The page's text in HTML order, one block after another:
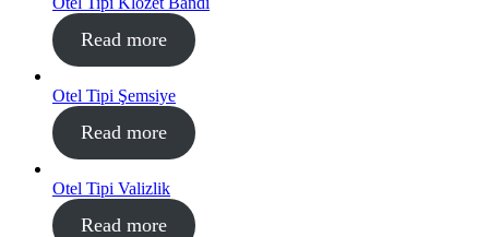
Read more
Otel Tipi Şemsiye
Read more
Otel Tipi Valizlik
Read more